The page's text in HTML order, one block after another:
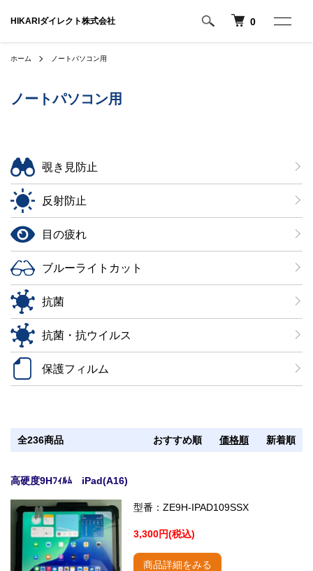
HIKARIダイレクト株式会社 0
ホーム ノートパソコン用
ノートパソコン用
覗き見防止
反射防止
目の疲れ
ブルーライトカット
抗菌
抗菌・抗ウイルス
保護フィルム
全236商品 おすすめ順 価格順 新着順
高硬度9Hﾌｨﾙﾑ iPad(A16)
型番：ZE9H-IPAD109SSX
3,300円(税込)
商品詳細をみる